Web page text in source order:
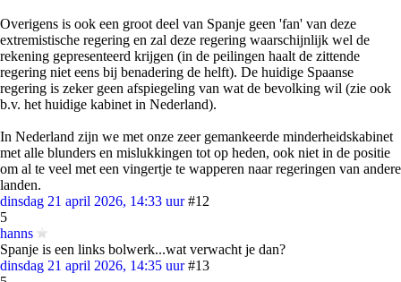
Overigens is ook een groot deel van Spanje geen 'fan' van deze
extremistische regering en zal deze regering waarschijnlijk wel de
rekening gepresenteerd krijgen (in de peilingen haalt de zittende
regering niet eens bij benadering de helft). De huidige Spaanse
regering is zeker geen afspiegeling van wat de bevolking wil (zie ook
b.v. het huidige kabinet in Nederland).
In Nederland zijn we met onze zeer gemankeerde minderheidskabinet
met alle blunders en mislukkingen tot op heden, ook niet in de positie
om al te veel met een vingertje te wapperen naar regeringen van andere
landen.
dinsdag 21 april 2026, 14:33 uur #12
5
hanns
Spanje is een links bolwerk...wat verwacht je dan?
dinsdag 21 april 2026, 14:35 uur #13